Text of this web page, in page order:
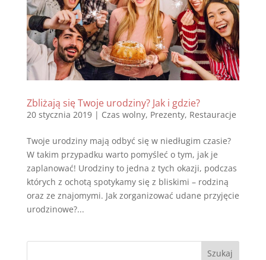
Zbliżają się Twoje urodziny? Jak i gdzie?
20 stycznia 2019| Czas wolny, Prezenty, Restauracje
Twoje urodziny mają odbyć się w niedługim czasie?
W takim przypadku warto pomyśleć o tym, jak je
zaplanować! Urodziny to jedna z tych okazji, podczas
których z ochotą spotykamy się z bliskimi – rodziną
oraz ze znajomymi. Jak zorganizować udane przyjęcie
urodzinowe?...